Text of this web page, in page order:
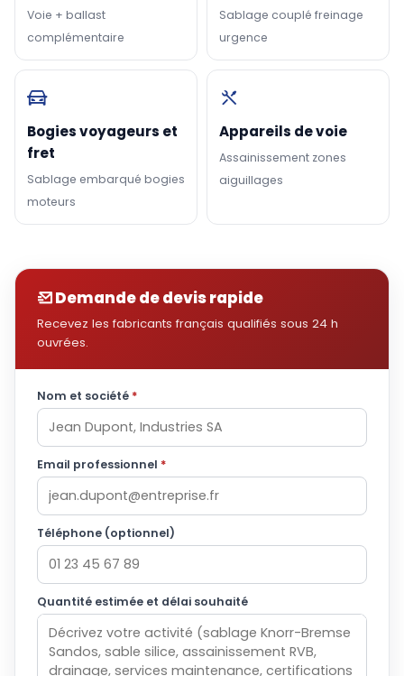
Voie + ballast
complémentaire
Sablage couplé freinage
urgence
Bogies voyageurs et
fret
Sablage embarqué bogies
moteurs
Appareils de voie
Assainissement zones
aiguillages
Demande de devis rapide
Recevez les fabricants français qualifiés sous 24 h
ouvrées.
Nom et société *
Email professionnel *
Téléphone (optionnel)
Quantité estimée et délai souhaité